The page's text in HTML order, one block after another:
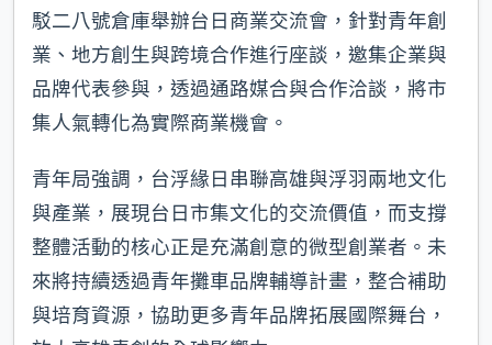
駁二八號倉庫舉辦台日商業交流會，針對青年創
業、地方創生與跨境合作進行座談，邀集企業與
品牌代表參與，透過通路媒合與合作洽談，將市
集人氣轉化為實際商業機會。
青年局強調，台浮緣日串聯高雄與浮羽兩地文化
與產業，展現台日市集文化的交流價值，而支撐
整體活動的核心正是充滿創意的微型創業者。未
來將持續透過青年攤車品牌輔導計畫，整合補助
與培育資源，協助更多青年品牌拓展國際舞台，